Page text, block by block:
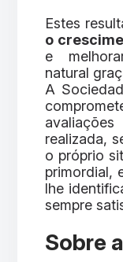
Estes
o
e
natural
A
realizada,
o próprio
primordial,
lhe
sempre
Sobre